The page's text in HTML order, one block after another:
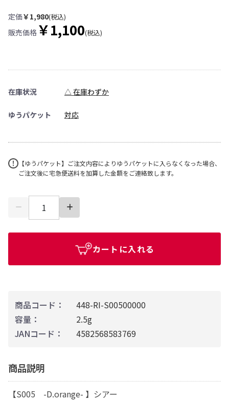
商品コード：
448-RI-S00500000
容量：
2.5g
JANコード：
4582568583769
商品説明
【S005 -D.orange- 】シアー
定価￥1,980(税込)
販売価格 ￥1,100(税込)
在庫状況 △ 在庫わずか
ゆうパケット 対応
【ゆうパケット】ご注文内容によりゆうパケットに入らなくなった場合、
ご注文後に宅急便送料を加算した金額をご連絡致します。
カートに入れる